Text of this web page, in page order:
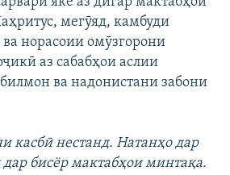
мегӯяд, камбуди
норасоии омӯзгорони
аз сабабҳои аслии
ва надонистани забони
касбӣ нестанд. Натанҳо дар
бисёр мактабҳои минтақа.